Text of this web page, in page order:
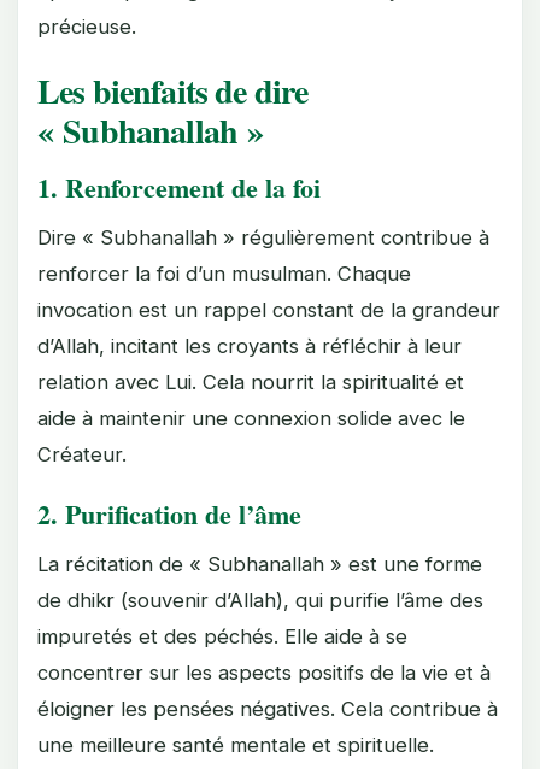
précieuse.
Les bienfaits de dire
« Subhanallah »
1. Renforcement de la foi
Dire « Subhanallah » régulièrement contribue à
renforcer la foi d’un musulman. Chaque
invocation est un rappel constant de la grandeur
d’Allah, incitant les croyants à réfléchir à leur
relation avec Lui. Cela nourrit la spiritualité et
aide à maintenir une connexion solide avec le
Créateur.
2. Purification de l’âme
La récitation de « Subhanallah » est une forme
de dhikr (souvenir d’Allah), qui purifie l’âme des
impuretés et des péchés. Elle aide à se
concentrer sur les aspects positifs de la vie et à
éloigner les pensées négatives. Cela contribue à
une meilleure santé mentale et spirituelle.